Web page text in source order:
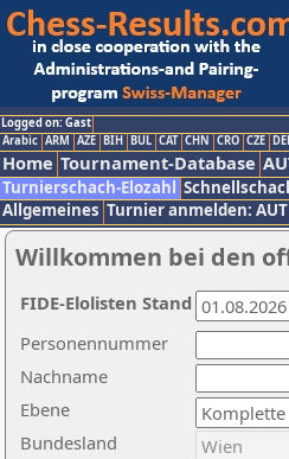
Logged on: Gast
Arabic ARM AZE BIH BUL CAT CHN CRO CZE
Home Tournament-Database
Turnierschach-Elozahl
Allgemeines Turnier anmelden: AUT
Willkommen bei den
Nachname
Ebene
Personennummer
Bundesland
FIDE-Elolisten Stand